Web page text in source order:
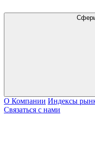
О Компании Индексы
Связаться с нами